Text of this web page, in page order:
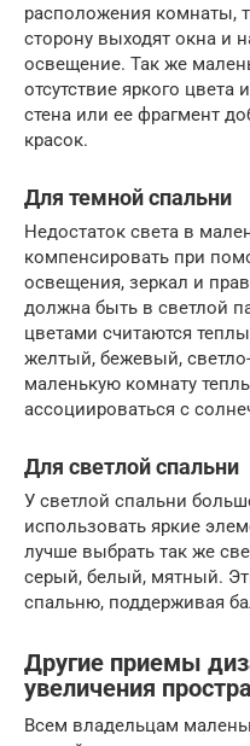
расположения комнаты,
сторону выходят окна и
освещение. Так же
отсутствие яркого цвета
стена или ее фрагмент
красок.
Для темной спальни
Недостаток света в
компенсировать при
освещения, зеркал и
должна быть в светлой
цветами считаются
желтый, бежевый,
маленькую комнату
ассоциироваться с
Для светлой спальни
У светлой спальни
использовать яркие
лучше выбрать так же
серый, белый, мятный.
спальню, поддерживая
Другие приемы
увеличения
Всем владельцам